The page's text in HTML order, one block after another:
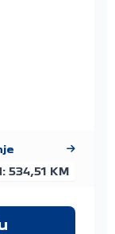
534,51 KM